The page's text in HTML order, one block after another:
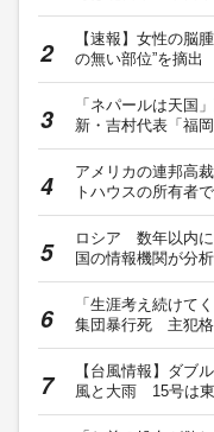
【速報】女性の脳
の無い部位”を摘
「ネパールは天国
新・吉村代表「福
アメリカの連邦高
トハウスの所有者
ロシア 数年以内
国の情報機関が
「生涯考え続けて
集団暴行死 主犯
【台風情報】ダブ
風と大雨 15号は